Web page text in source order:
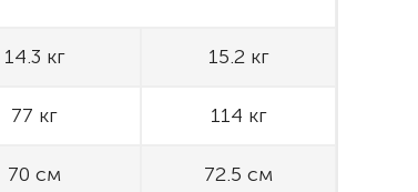
14.3 кг 15.2 кг
77 кг 114 кг
70 см 72.5 см